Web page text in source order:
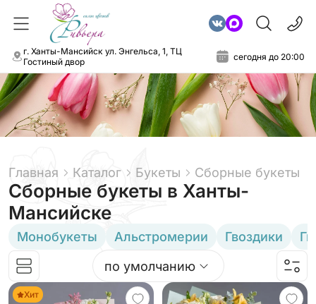
г. Ханты-Мансийск ул. Энгельса, 1, ТЦ
Гостиный двор
сегодня до 20:00
Главная Каталог Букеты Сборные букеты
Сборные букеты в Ханты-
Мансийске
Монобукеты Альстромерии Гвоздики
по умолчанию
Хит